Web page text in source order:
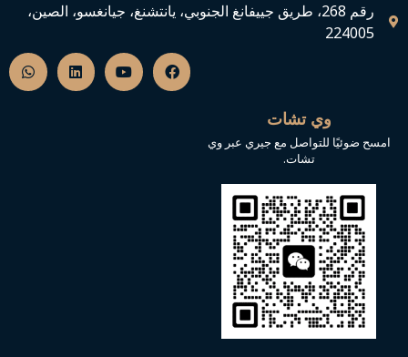
رقم 268، طريق جييفانغ الجنوبي، يانتشنغ، جيانغسو، الصين،
224005
ف
ي
س
ب
ي
و
ت
ي
ل
ي
ن
ك
و
ا
ت
س
وي تشات
امسح ضوئيًا للتواصل مع جيري عبر وي
تشات.